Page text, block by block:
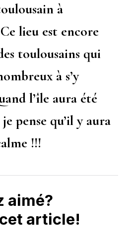
à
lieu est encore
toulousains qui
à s’y
l’île aura été
pense qu’il y aura
!!!
aimé?
article!